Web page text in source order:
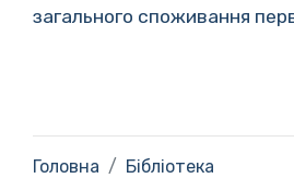
загального споживання
Головна Бібліотека